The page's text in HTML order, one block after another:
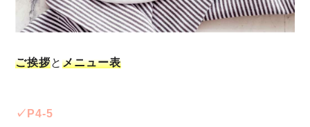
ご挨拶とメニュー表
✓P4-5